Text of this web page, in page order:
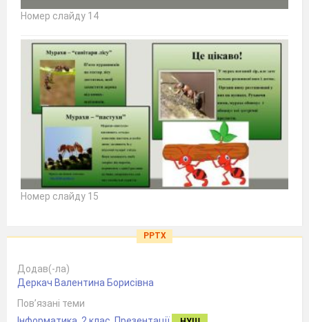
Номер слайду 14
Номер слайду 15
PPTX
Додав(-ла)
Дeркач Валeнтина Борисівна
Пов’язані теми